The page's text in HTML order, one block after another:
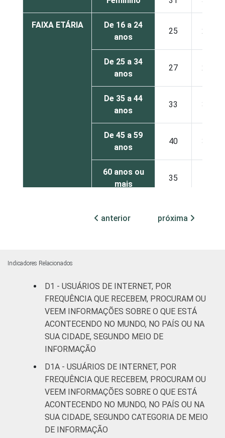
FAIXA ETÁRIA
De 16 a 24
anos
25 21
De 25 a 34
anos
27 28
De 35 a 44
anos
33 34
De 45 a 59
anos
40 39
60 anos ou
mais
35
Sul 27
Centro-
Oeste
29
CLASSE
C 31
DE 29
ÁREA Urbana 33 33
anterior próxima
Indicadores Relacionados
D1 - USUÁRIOS DE INTERNET, POR
FREQUÊNCIA QUE RECEBEM, PROCURAM OU
VEEM INFORMAÇÕES SOBRE O QUE ESTÁ
ACONTECENDO NO MUNDO, NO PAÍS OU NA
SUA CIDADE, SEGUNDO MEIO DE
INFORMAÇÃO
D1A - USUÁRIOS DE INTERNET, POR
FREQUÊNCIA QUE RECEBEM, PROCURAM OU
VEEM INFORMAÇÕES SOBRE O QUE ESTÁ
ACONTECENDO NO MUNDO, NO PAÍS OU NA
SUA CIDADE, SEGUNDO CATEGORIA DE MEIO
DE INFORMAÇÃO